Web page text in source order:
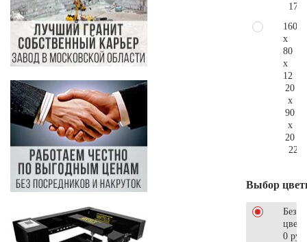
160
x
80
x
12
20
x
90
x
20
Выбор
Без
0 руб.